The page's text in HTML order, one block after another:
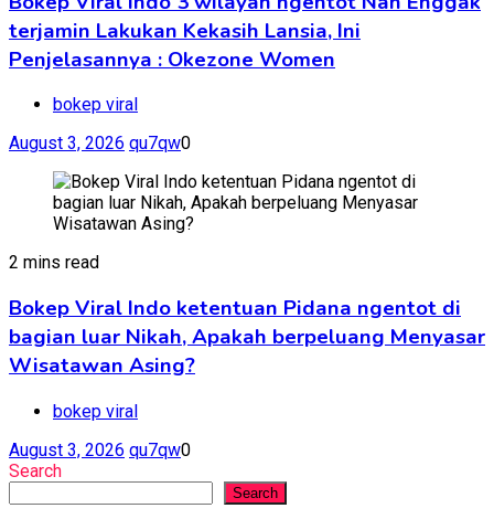
terjamin Lakukan Kekasih Lansia, Ini
Penjelasannya : Okezone Women
bokep viral
August 3, 2026 qu7qw0
2 mins read
Bokep Viral Indo ketentuan Pidana ngentot di
bagian luar Nikah, Apakah berpeluang Menyasar
Wisatawan Asing?
bokep viral
August 3, 2026 qu7qw0
Search
Search